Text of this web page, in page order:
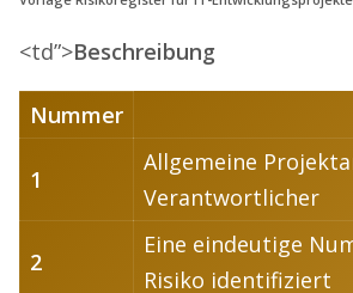
<td”>Beschreibung
Nummer
1
Allgemeine
Verantwortlicher
2
Eine eindeutige
Risiko identifiziert